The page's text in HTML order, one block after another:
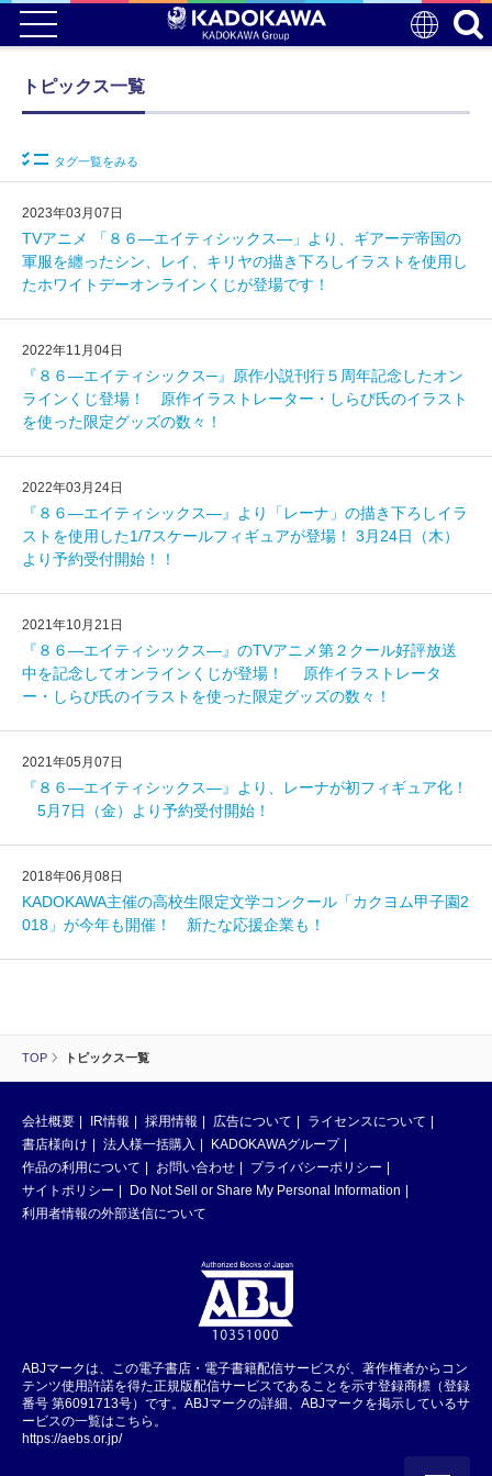
TOP トピックス一覧
トピックス一覧
タグ一覧をみる
2023年03月07日
TVアニメ 「８６―エイティシックス―」より、ギアーデ帝国の
軍服を纏ったシン、レイ、キリヤの描き下ろしイラストを使用し
たホワイトデーオンラインくじが登場です！
2022年11月04日
『８６―エイティシックス─』原作小説刊行５周年記念したオン
ラインくじ登場！ 原作イラストレーター・しらび氏のイラスト
を使った限定グッズの数々！
2022年03月24日
『８６―エイティシックス―』より「レーナ」の描き下ろしイラ
ストを使用した1/7スケールフィギュアが登場！ 3月24日（木）
より予約受付開始！！
2021年10月21日
『８６―エイティシックス―』のTVアニメ第２クール好評放送
中を記念してオンラインくじが登場！ 原作イラストレータ
ー・しらび氏のイラストを使った限定グッズの数々！
2021年05月07日
『８６―エイティシックス―』より、レーナが初フィギュア化！
5月7日（金）より予約受付開始！
2018年06月08日
KADOKAWA主催の高校生限定文学コンクール「カクヨム甲子園2
018」が今年も開催！ 新たな応援企業も！
会社概要 IR情報 採用情報 広告について
ライセンスについて
書店様向け
法人様一括購入
KADOKAWAグループ
作品の利用について
お問い合わせ
プライバシーポリシー
サイトポリシー
Do Not Sell or Share My Personal Information
利用者情報の外部送信について
ABJマークは、この電子書店・電子書籍配信サービスが、著作権者からコン
テンツ使用許諾を得た正規版配信サービスであることを示す登録商標（登録
番号 第6091713号）です。ABJマークの詳細、ABJマークを掲示しているサ
ービスの一覧はこちら。
https://aebs.or.jp/